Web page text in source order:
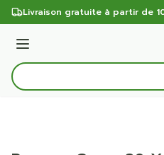
Aller au contenu
Livraison gratuite à partir de
Menu
Rechercher